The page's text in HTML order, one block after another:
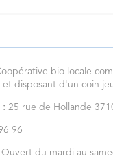
bio locale
disposant d'un coin
:25 rue de Hollande
96
Ouvert du mardi au